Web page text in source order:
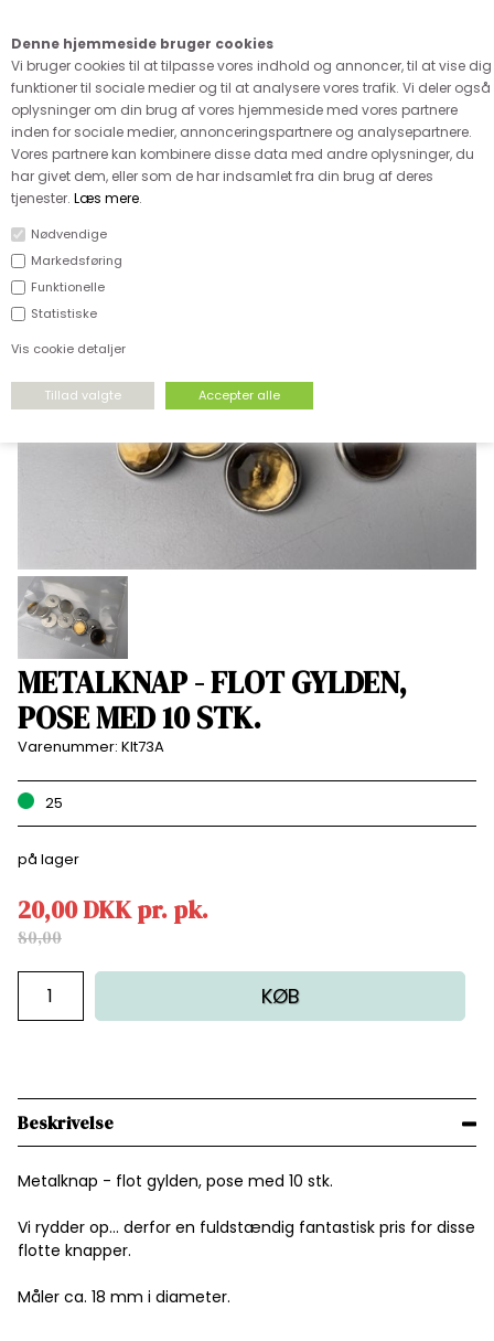
Denne hjemmeside bruger cookies
Vi bruger cookies til at tilpasse vores indhold og annoncer, til at vise dig
funktioner til sociale medier og til at analysere vores trafik. Vi deler også
oplysninger om din brug af vores hjemmeside med vores partnere
inden for sociale medier, annonceringspartnere og analysepartnere.
Vores partnere kan kombinere disse data med andre oplysninger, du
har givet dem, eller som de har indsamlet fra din brug af deres
tjenester. Læs mere.
Nødvendige
Markedsføring
Funktionelle
Statistiske
Vis cookie detaljer
FORSIDE›UDSALG›UDSALG & TILBUD PÅ TILBEHØR & GARN
SPAR
75%
METALKNAP - FLOT GYLDEN,
POSE MED 10 STK.
Varenummer: Klt73A
25
på lager
20,00DKKpr. pk.
80,00
KØB
Beskrivelse
Metalknap - flot gylden, pose med 10 stk.
Vi rydder op... derfor en fuldstændig fantastisk pris for disse
flotte knapper.
Måler ca. 18 mm i diameter.